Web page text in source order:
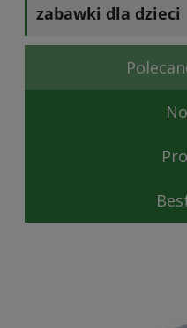
zabawki dla dzieci